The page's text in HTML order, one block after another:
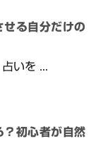
せる自分だけの
いを ...
？初心者が自然